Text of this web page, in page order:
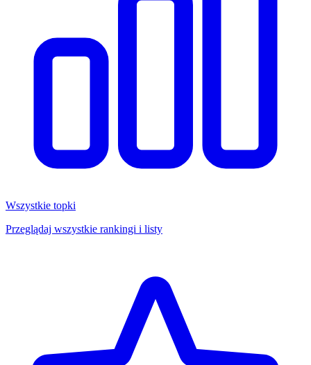
Wszystkie topki
Przeglądaj wszystkie rankingi i listy